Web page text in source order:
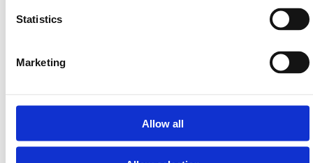
Statistics
Marketing
Allow all